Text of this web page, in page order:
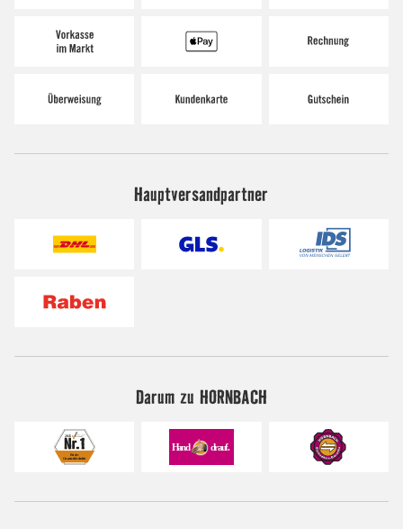
Hauptversandpartner
Darum zu HORNBACH